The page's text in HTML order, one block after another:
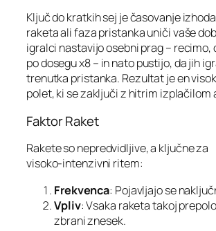
Ključ do kratkih sej je časovanje
raketa ali faza pristanka uniči vaše
igralci nastavijo osebni prag – recimo,
po dosegu x8 – in nato pustijo, da jih
trenutka pristanka. Rezultat je en
polet, ki se zaključi z hitrim izplačilom
Faktor Raket
Rakete so nepredvidljive, a ključne za
visoko‑intenzivni ritem:
Frekvenca: Pojavljajo se
Vpliv: Vsaka raketa takoj
zbrani znesek.